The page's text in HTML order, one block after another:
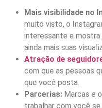
Mais visibilidade no
muito visto, o
interessante e mostra
ainda mais suas
Atração de
com que as pessoas
que você posta.
Parcerias: Marcas e
trabalhar com você